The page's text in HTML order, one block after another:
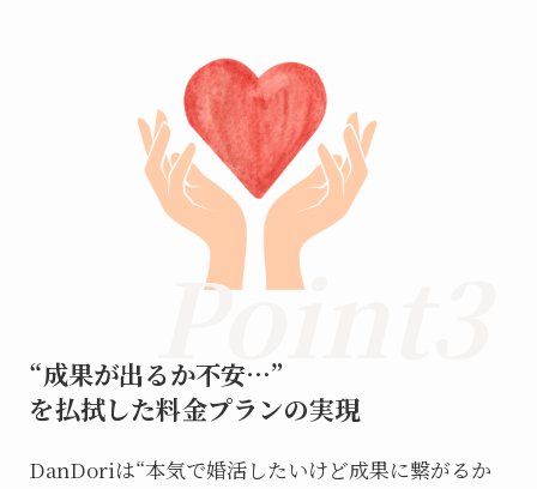
Point3
“成果が出るか不安…”
を払拭した料金プランの実現
DanDoriは“本気で婚活したいけど成果に繋がるか